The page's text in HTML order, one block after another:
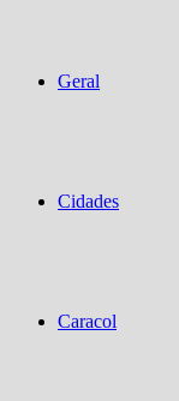
Geral
Cidades
Caracol